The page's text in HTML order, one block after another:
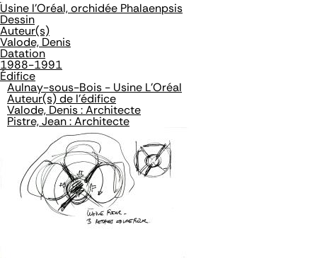
Usine l'Oréal, orchidée Phalaenpsis
Dessin
Auteur(s)
Valode, Denis
Datation
1988-1991
Édifice
Aulnay-sous-Bois - Usine L'Oréal
Auteur(s) de l'édifice
Valode, Denis : Architecte
Pistre, Jean : Architecte